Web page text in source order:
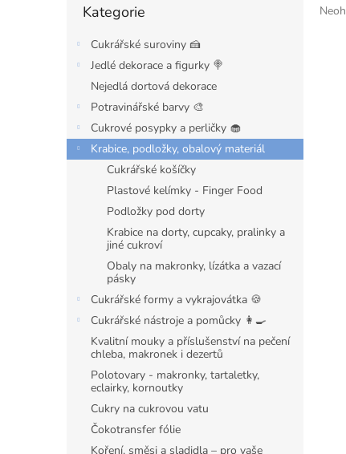
a
n
kategorie
Kategorie
Cukrářské suroviny 🍰
Jedlé dekorace a figurky 🍭
Nejedlá dortová dekorace
Potravinářské barvy 🎨
Cukrové posypky a perličky 🧁
Krabice, podložky, obalový materiál
Cukrářské košíčky
Plastové kelímky - Finger Food
Podložky pod dorty
Krabice na dorty, cupcaky, pralinky a
jiné cukroví
Obaly na makronky, lízátka a vazací
pásky
Cukrářské formy a vykrajovátka 🍪
Cukrářské nástroje a pomůcky 👩‍🍳
Kvalitní mouky a příslušenství na pečení
chleba, makronek i dezertů
Polotovary - makronky, tartaletky,
eclairky, kornoutky
Cukry na cukrovou vatu
Čokotransfer fólie
Koření, směsi a sladidla – pro vaše